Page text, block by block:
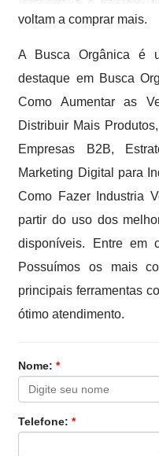
voltam a comprar mais.
A Busca Orgânica é
destaque em Busca
Como Aumentar as
Distribuir Mais
Empresas B2B,
Marketing Digital para
Como Fazer Industria
partir do uso dos
disponíveis. Entre em
Possuímos os mais
principais ferramentas
ótimo atendimento.
Nome:*
Telefone:*